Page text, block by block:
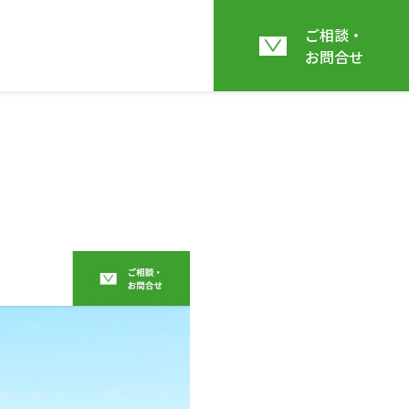
ご相談・
お問合せ